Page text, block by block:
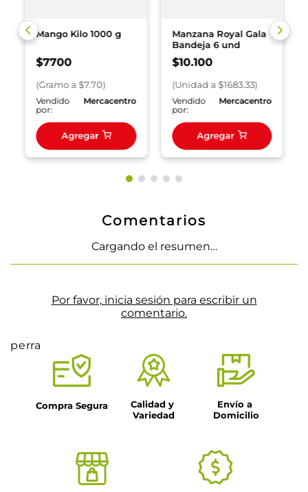
Mango Kilo 1000 g
$7700
(Gramoa $7.70)
Vendido
por:
Mercacentro
Agregar
Manzana Royal Gala
Bandeja 6 und
$10.100
(Unidad a $1683.33)
Vendido
por:
Mercacentro
Agregar
Comentarios
Cargando el resumen…
Por favor, inicia sesión para escribir un
comentario.
perra
Compra Segura
Calidad y
Variedad
Envío a
Domicilio